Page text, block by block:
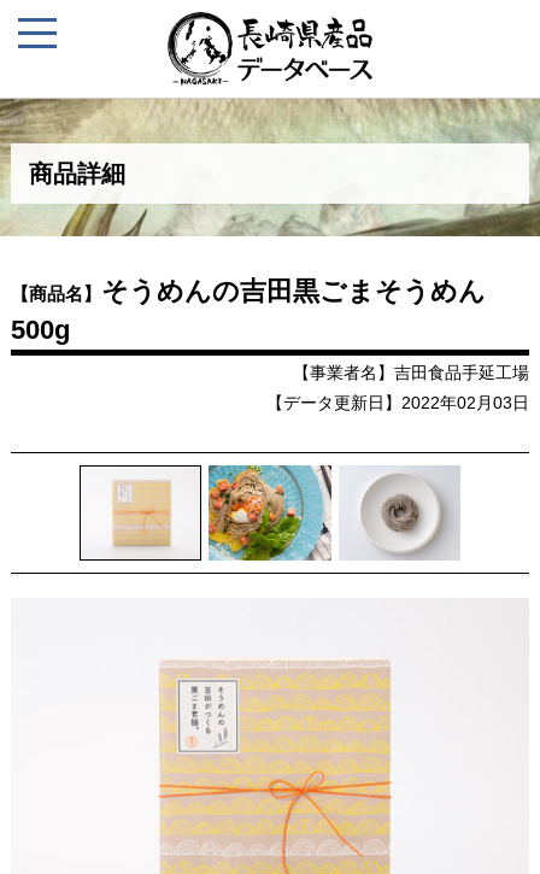
商品詳細
【商品名】 そうめんの吉田黒ごまそうめん
500g
【事業者名】吉田食品手延工場
【データ更新日】2022年02月03日